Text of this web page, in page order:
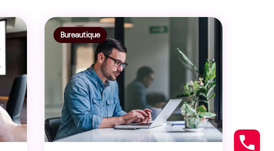
Bureautique